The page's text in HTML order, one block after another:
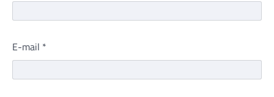
E-mail *